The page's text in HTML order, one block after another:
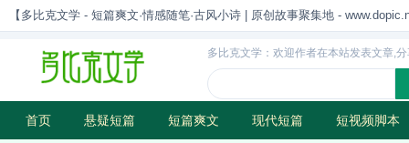
【多比克文学 - 短篇爽文·情感随笔·古风小诗 | 原创故事聚集地 -
多比克文学：欢迎作者在本站发表文章,
首页 悬疑短篇 短篇爽文 现代短篇 短视频脚本